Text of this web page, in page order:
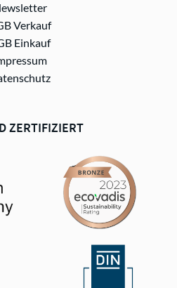
Verkauf
Einkauf
ZERTIFIZIERT